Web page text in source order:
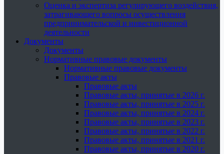
Оценка и экспертиза регулирующего воздействия,
затрагивающего вопросы осуществления
предпринимательской и инвестиционной
деятельности
Документы
Документы
Нормативные правовые документы
Нормативные правовые документы
Правовые акты
Правовые акты
Правовые акты, принятые в 2026 г.
Правовые акты, принятые в 2025 г.
Правовые акты, принятые в 2024 г.
Правовые акты, принятые в 2023 г.
Правовые акты, принятые в 2022 г.
Правовые акты, принятые в 2021 г.
Правовые акты, принятые в 2020 г.